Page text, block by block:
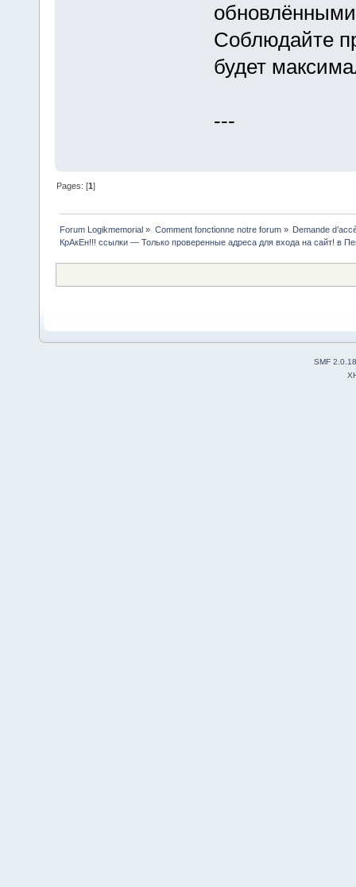
Соблюдайте
будет
---
Pages: [1]
Forum Logikmemorial » Comment fonctionne notre forum»
Demande
КрАкЕн!!! ссылки — Только проверенные адреса для входа на сайт! в
SMF 2.0.18